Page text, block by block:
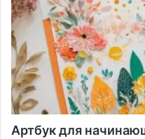
Артбук для